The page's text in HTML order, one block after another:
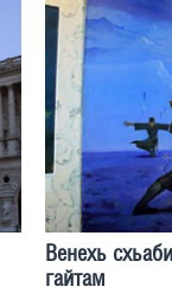
Венехь
гайтам